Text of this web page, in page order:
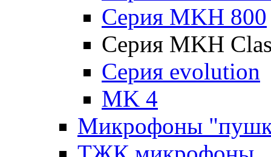
Серия MKH 800
Серия MKH
Серия evolution
MK 4
Микрофоны